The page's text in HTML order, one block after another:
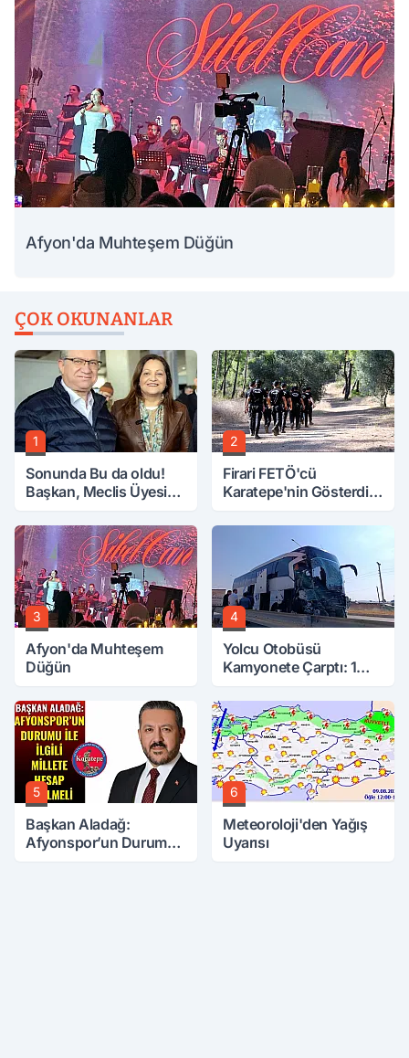
Afyon'da Muhteşem Düğün
ÇOK OKUNANLAR
1
Sonunda Bu da oldu!
Başkan, Meclis Üyesini
Attırdı
2
Firari FETÖ'cü
Karatepe'nin Gösterdiği
Aranıyor
3
Afyon'da Muhteşem
Düğün
4
Yolcu Otobüsü
Kamyonete Çarptı: 1
5
Başkan Aladağ:
Afyonspor’un Durumu
6
Meteoroloji'den Yağış
Uyarısı